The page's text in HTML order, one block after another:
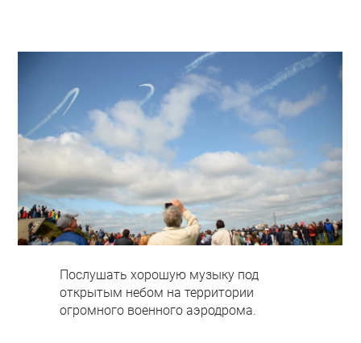
Послушать хорошую музыку под
открытым небом на территории
огромного военного аэродрома.